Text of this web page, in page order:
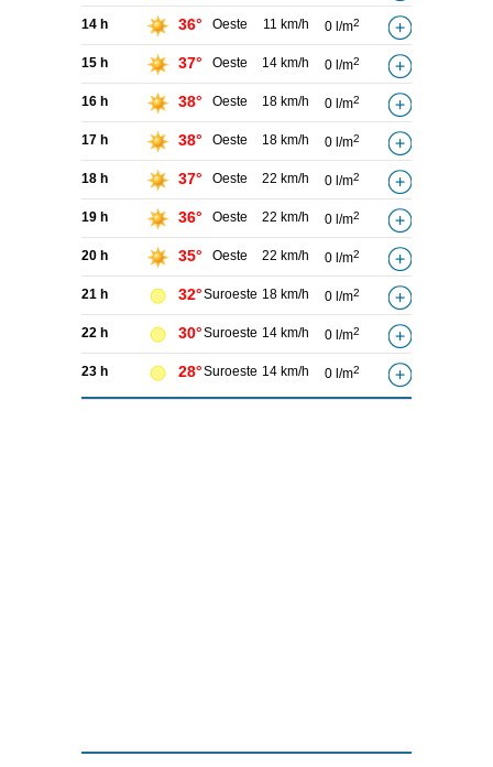
14 h 36° Oeste 11 km/h 0 l/m2
15 h 37° Oeste 14 km/h 0 l/m2
16 h 38° Oeste 18 km/h 0 l/m2
17 h 38° Oeste 18 km/h 0 l/m2
18 h 37° Oeste 22 km/h 0 l/m2
19 h 36° Oeste 22 km/h 0 l/m2
20 h 35° Oeste 22 km/h 0 l/m2
21 h 32°Suroeste 18 km/h 0 l/m2
22 h 30°Suroeste 14 km/h 0 l/m2
23 h 28°Suroeste 14 km/h 0 l/m2